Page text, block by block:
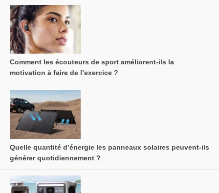
Comment les écouteurs de sport améliorent-ils la
motivation à faire de l’exercice ?
Quelle quantité d’énergie les panneaux solaires peuvent-ils
générer quotidiennement ?